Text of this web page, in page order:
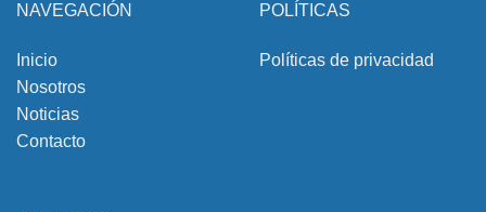
NAVEGACIÓN
Inicio
Nosotros
Noticias
Contacto
POLÍTICAS
Políticas de privacidad